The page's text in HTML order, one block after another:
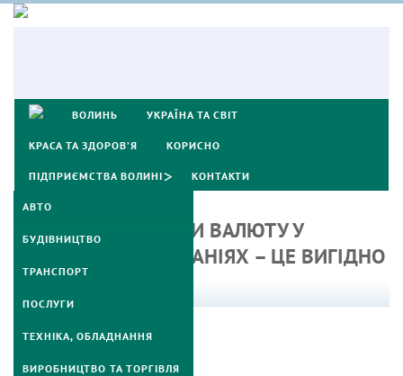
ВОЛИНЬ УКРАЇНА ТА СВІТ
КРАСА ТА ЗДОРОВ’Я КОРИСНО
ПІДПРИЄМСТВА ВОЛИНІ
АВТО
БУДІВНИЦТВО
ТРАНСПОРТ
ПОСЛУГИ
ТЕХНІКА, ОБЛАДНАННЯ
ВИРОБНИЦТВО ТА ТОРГІВЛЯ
КОНТАКТИ
ЧОМУ ОБМІНЮВАТИ ВАЛЮТУ У
ПРИВАТНИХ КОМПАНІЯХ – ЦЕ ВИГІДНО